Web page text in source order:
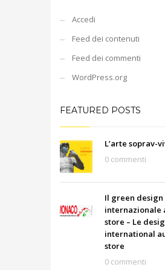
Accedi
Feed dei contenuti
Feed dei commenti
WordPress.org
FEATURED POSTS
L’arte soprav-
0 commenti
Il green design
internazionale
store – Le
international
store
0 commenti